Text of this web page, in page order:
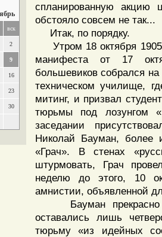
вск
2
9
16
23
30
спланированную акцию
обстояло совсем не так...
Итак, по порядку.
Утром 18 октября 1905
манифеста от 17
большевиков собрался
техническом училище,
митинг, и призвал
тюрьмы под лозунгом
заседании
Николай Бауман, более
«Грач». В стенах
штурмовать, Грач
неделю до этого, 10
амнистии, объявленной
Бауман прекрасно
оставались лишь
тюрьму «из идейных